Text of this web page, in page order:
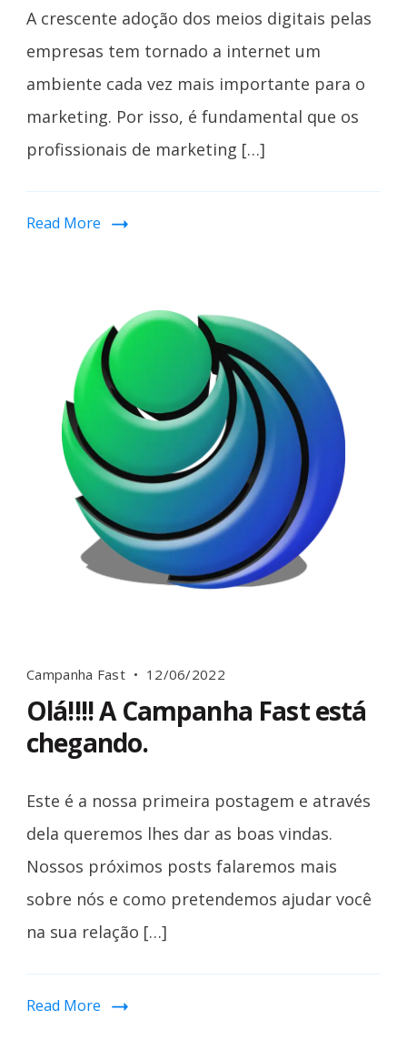
A crescente adoção dos meios digitais pelas
empresas tem tornado a internet um
ambiente cada vez mais importante para o
marketing. Por isso, é fundamental que os
profissionais de marketing […]
Read More
Campanha Fast 12/06/2022
Olá!!!! A Campanha Fast está
chegando.
Este é a nossa primeira postagem e através
dela queremos lhes dar as boas vindas.
Nossos próximos posts falaremos mais
sobre nós e como pretendemos ajudar você
na sua relação […]
Read More